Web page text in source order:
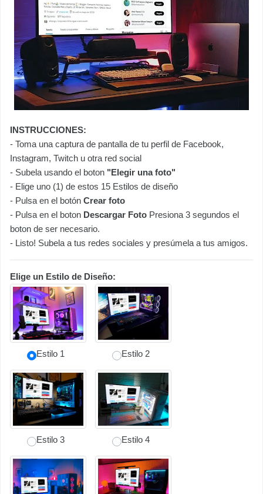
INSTRUCCIONES:
- Toma una captura de pantalla de tu perfil de Facebook,
Instagram, Twitch u otra red social
- Subela usando el boton "Elegir una foto"
- Elige uno (1) de estos 15 Estilos de diseño
- Pulsa en el botón Crear foto
- Pulsa en el boton Descargar Foto Presiona 3 segundos el
boton de ser necesario.
- Listo! Subela a tus redes sociales y presúmela a tus amigos.
Elige un Estilo de Diseño:
Estilo 1 Estilo 2
Estilo 3 Estilo 4